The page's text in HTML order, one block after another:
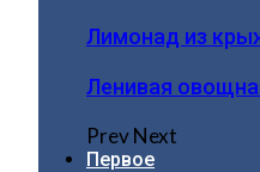
Лимонад из
Ленивая
PrevNext
Первое